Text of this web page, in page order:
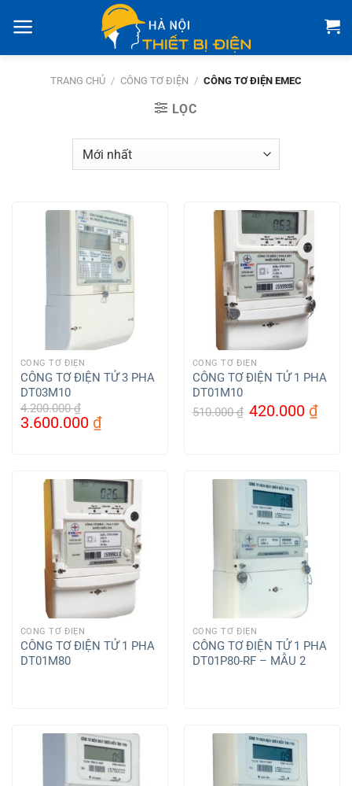
qua
TRANG CHỦ / CÔNG TƠ ĐIỆN / CÔNG TƠ ĐIỆN EMEC
LỌC
CÔNG TƠ ĐIỆN
CÔNG TƠ ĐIỆN TỬ 3 PHA
DT03M10
4.200.000₫
Giá
3.600.000 ₫Giá
3.600.000 ₫.
CÔNG TƠ ĐIỆN
CÔNG TƠ ĐIỆN TỬ 1 PHA
DT01M10
510.000₫ Giá
420.000 ₫Giá
CÔNG TƠ ĐIỆN
CÔNG TƠ ĐIỆN TỬ 1 PHA
DT01M80
CÔNG TƠ ĐIỆN
CÔNG TƠ ĐIỆN TỬ 1 PHA
DT01P80-RF – MẪU 2